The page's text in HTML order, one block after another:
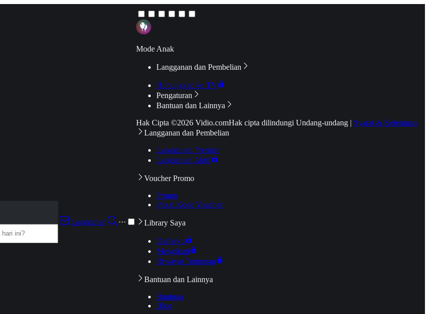
Langganan
···
Mode Anak
Langganan dan Pembelian
Hubungkan ke TV
Pengaturan
Bantuan dan Lainnya
Hak Cipta ©2026 Vidio.comHak cipta dilindungi Undang-undang | Syarat & Ketentuan
Langganan dan Pembelian
Langganan Premier
Langganan Aktif
Voucher Promo
Promo
Pakai Kode Voucher
Library Saya
Daftarku
Mengikuti
Riwayat Tontonan
Bantuan dan Lainnya
Bantuan
Blog